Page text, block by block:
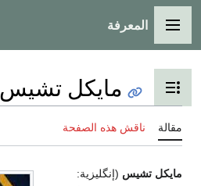
القائمة الرئيسية
المعرفة
تبديل عرض جدول المحتويات
مايكل تشيس
مقالة ناقش هذه الصفحة
مايكل تشيس (إنگليزية: